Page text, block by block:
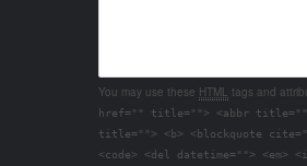
You may use these HTML tags and
href="" title=""> <abbr title="">
title=""> <b> <blockquote
<code> <del datetime=""> <em>